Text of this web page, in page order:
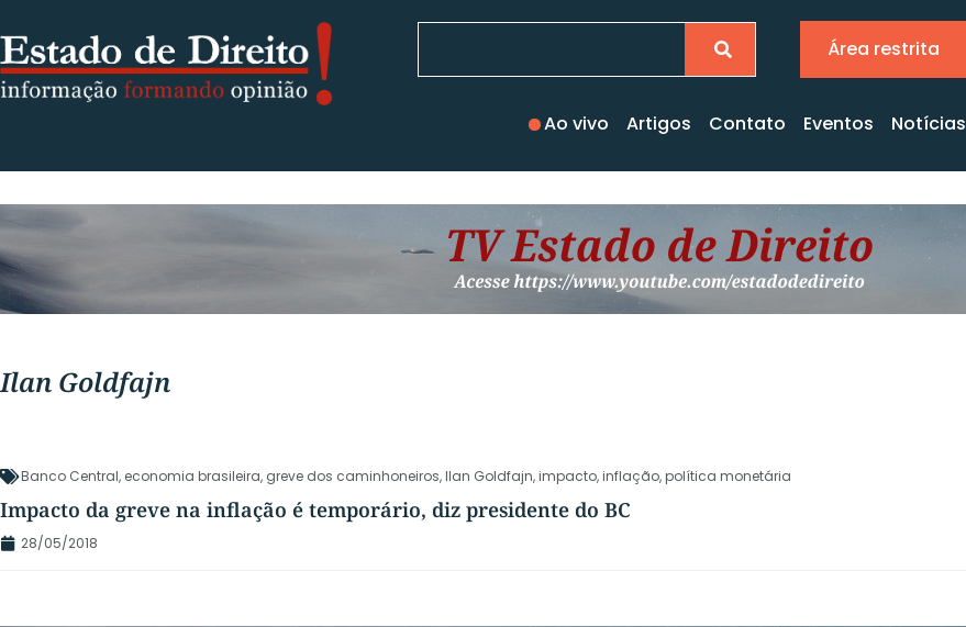
Área restrita
Ao vivo Artigos Contato Eventos Notícias
Ilan Goldfajn
Banco Central, economia brasileira, greve dos caminhoneiros,Ilan Goldfajn,impacto,inflação,política monetária
Impacto da greve na inflação é temporário, diz presidente do BC
28/05/2018